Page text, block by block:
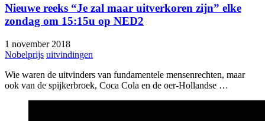
Nieuwe reeks “Je zal maar uitverkoren zijn” elke
zondag om 15:15u op NED2
1 november 2018
Nobelprijs uitvindingen
Wie waren de uitvinders van fundamentele mensenrechten, maar
ook van de spijkerbroek, Coca Cola en de oer-Hollandse …